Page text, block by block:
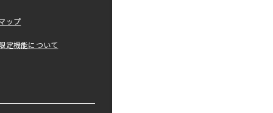
ップ
定機能について